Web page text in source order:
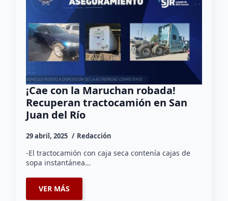
¡Cae con la Maruchan robada!
Recuperan tractocamión en San
Juan del Río
29 abril, 2025 Redacción
-El tractocamión con caja seca contenía cajas de
sopa instantánea…
VER MÁS